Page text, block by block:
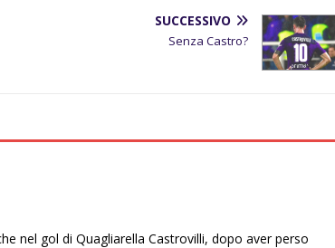
SUCCESSIVO
Senza Castro?
nel gol di Quagliarella Castrovilli, dopo aver perso